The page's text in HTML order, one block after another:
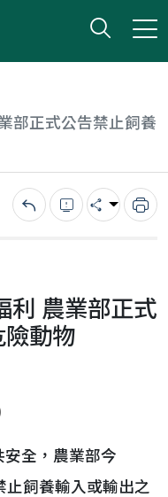
打開
小版
部正式公告禁止飼養
回上一頁錯誤回報
分享 列
利 農業部正式
動物
全，農業部今
止飼養輸入或輸出之